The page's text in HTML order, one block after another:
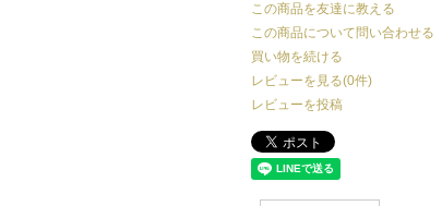
この商品を友達に教える
この商品について問い合わせる
買い物を続ける
レビューを見る(0件)
レビューを投稿